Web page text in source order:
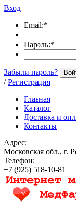
Вход
Email:*
Пароль:*
Забыли пароль?
/ Регистрация
Главная
Каталог
Доставка и
Контакты
Адрес:
Московская обл., г.
Телефон:
+7 (925) 518-10-81